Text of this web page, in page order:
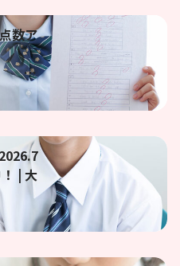
数ア
！
中・
| 大